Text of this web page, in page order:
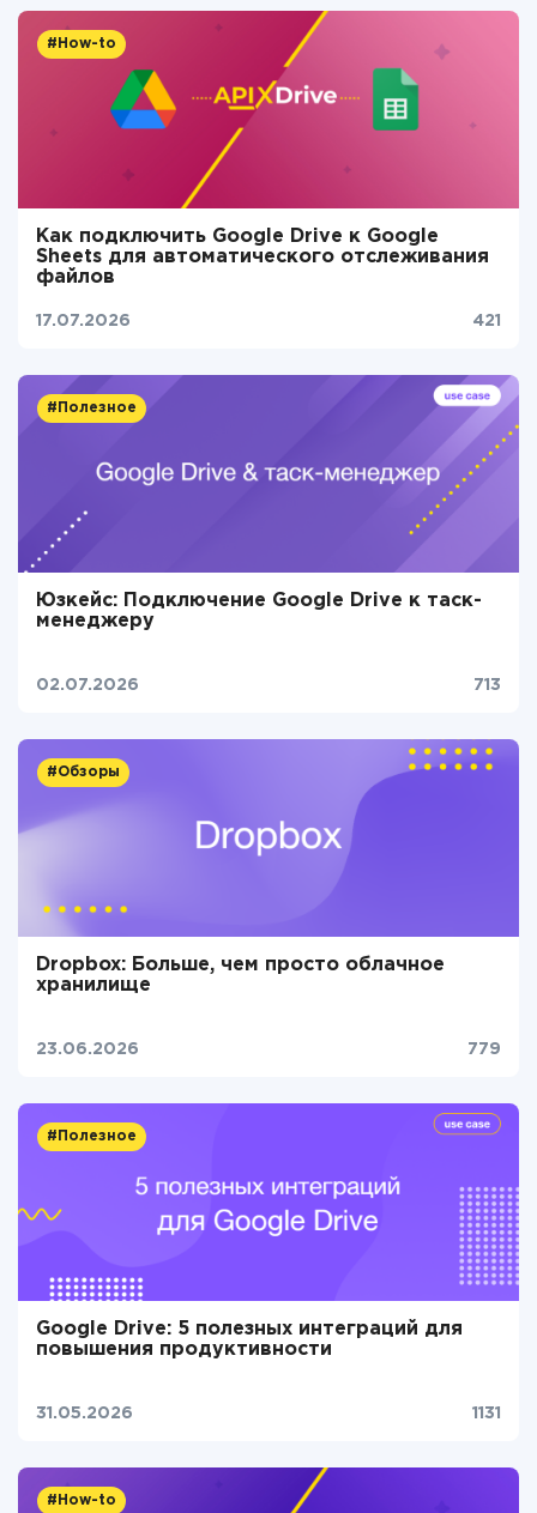
#How-to
Как подключить Google Drive к Google
Sheets для автоматического отслеживания
файлов
17.07.2026 421
#Полезное
Юзкейс: Подключение Google Drive к таск-
менеджеру
02.07.2026 713
#Обзоры
Dropbox: Больше, чем просто облачное
хранилище
23.06.2026 779
#Полезное
Google Drive: 5 полезных интеграций для
повышения продуктивности
31.05.2026 1131
#How-to